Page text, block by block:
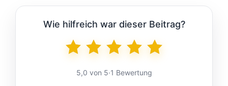
Wie hilfreich war dieser Beitrag?
5,0 von 5·1 Bewertung